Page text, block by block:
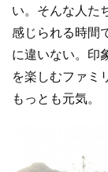
い。そんな人た
感じられる時間
に違いない。印
を楽しむファミ
もっとも元気。